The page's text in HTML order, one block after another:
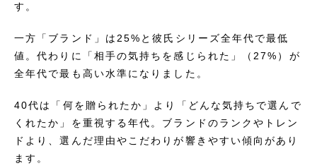
す。
一方「ブランド」は25%と彼氏シリーズ全年代で最低
値。代わりに「相手の気持ちを感じられた」（27%）が
全年代で最も高い水準になりました。
40代は「何を贈られたか」より「どんな気持ちで選んで
くれたか」を重視する年代。ブランドのランクやトレン
ドより、選んだ理由やこだわりが響きやすい傾向があり
ます。